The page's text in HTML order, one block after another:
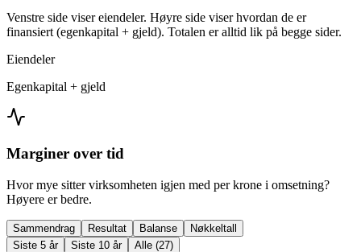
Venstre side viser eiendeler. Høyre side viser hvordan de er
finansiert (egenkapital + gjeld). Totalen er alltid lik på begge sider.
Eiendeler
Egenkapital + gjeld
Marginer over tid
Hvor mye sitter virksomheten igjen med per krone i omsetning?
Høyere er bedre.
Sammendrag Resultat Balanse
Nøkkeltall
Siste 5 år
Siste 10 år Alle (27)